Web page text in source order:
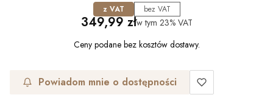
z VAT bez VAT
Cena
349,99 złw tym 23% VAT
Ceny podane bez kosztów dostawy.
Powiadom mnie o dostępności